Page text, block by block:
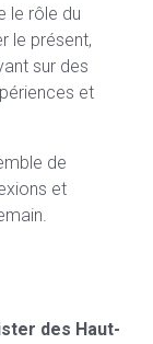
le rôle du
le présent,
sur des
et
de
et
des Haut-